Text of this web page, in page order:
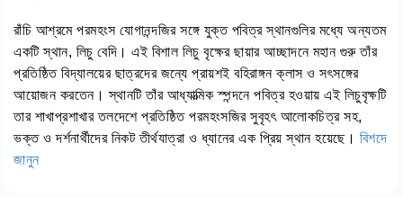
রাঁচি আশ্রমে পরমহংস যোগানন্দজির সঙ্গে যুক্ত পবিত্র স্থানগুলির মধ্যে অন্যতম
একটি স্থান, লিচু বেদি। এই বিশাল লিচু বৃক্ষের ছায়ার আচ্ছাদনে মহান গুরু তাঁর
প্রতিষ্ঠিত বিদ্যালয়ের ছাত্রদের জন্যে প্রায়শই বহিরাঙ্গন ক্লাস ও সৎসঙ্গের
আয়োজন করতেন। স্থানটি তাঁর আধ্যাত্মিক স্পন্দনে পবিত্র হওয়ায় এই লিচুবৃক্ষটি
তার শাখাপ্রশাখার তলদেশে প্রতিষ্ঠিত পরমহংসজির সুবৃহৎ আলোকচিত্র সহ,
ভক্ত ও দর্শনার্থীদের নিকট তীর্থযাত্রা ও ধ্যানের এক প্রিয় স্থান হয়েছে। বিশদে
জানুন